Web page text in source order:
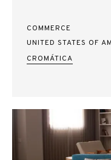
COMMERCE
UNITED STATES OF
CROMÁTICA